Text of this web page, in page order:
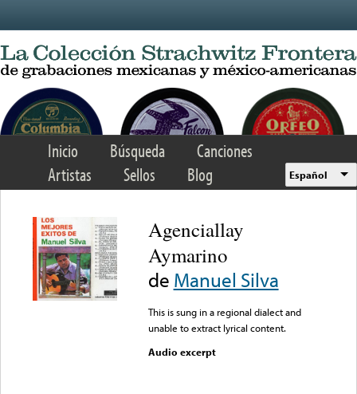
Inicio Búsqueda
Canciones
Artistas
Sellos Blog Español
Agenciallay
Aymarino
de Manuel Silva
This is sung in a regional dialect and
unable to extract lyrical content.
Audio excerpt